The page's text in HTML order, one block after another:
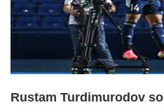
Rustam Turdimurodov